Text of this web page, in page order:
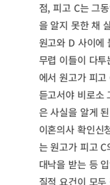
점, 피고 C는 그
을 알지 못한 채
원고와 D 사이에
무렵 이들이 다투
에서 원고가 피
듣고서야 비로소
은 사실을 알게
이혼의사 확인신
는 원고가 피고
대낙을 받는 등
질적 요건이 모